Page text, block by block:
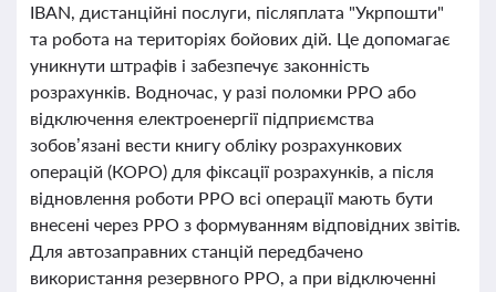
IBAN, дистанційні послуги, післяплата "Укрпошти"
та робота на територіях бойових дій. Це допомагає
уникнути штрафів і забезпечує законність
розрахунків. Водночас, у разі поломки РРО або
відключення електроенергії підприємства
зобов’язані вести книгу обліку розрахункових
операцій (КОРО) для фіксації розрахунків, а після
відновлення роботи РРО всі операції мають бути
внесені через РРО з формуванням відповідних звітів.
Для автозаправних станцій передбачено
використання резервного РРО, а при відключенні